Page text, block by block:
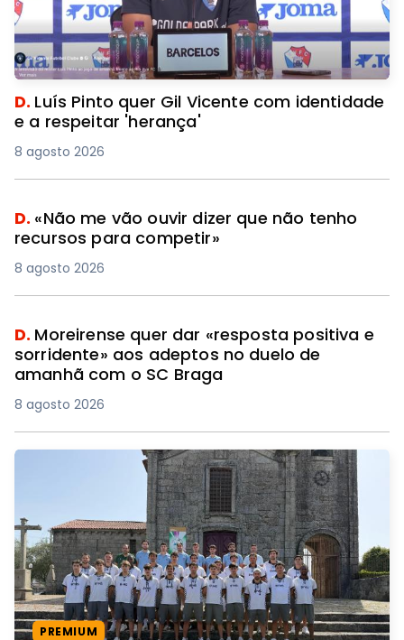
D. Luís Pinto quer Gil Vicente com identidade
e a respeitar 'herança'
8 agosto 2026
D. «Não me vão ouvir dizer que não tenho
recursos para competir»
8 agosto 2026
D. Moreirense quer dar «resposta positiva e
sorridente» aos adeptos no duelo de
amanhã com o SC Braga
8 agosto 2026
PREMIUM